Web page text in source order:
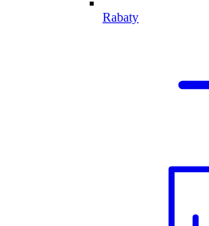
Rabaty